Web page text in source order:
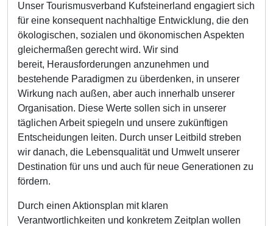
Unser Tourismusverband Kufsteinerland engagiert sich
für eine konsequent nachhaltige Entwicklung, die den
ökologischen, sozialen und ökonomischen Aspekten
gleichermaßen gerecht wird. Wir sind
bereit, Herausforderungen anzunehmen und
bestehende Paradigmen zu überdenken, in unserer
Wirkung nach außen, aber auch innerhalb unserer
Organisation. Diese Werte sollen sich in unserer
täglichen Arbeit spiegeln und unsere zukünftigen
Entscheidungen leiten. Durch unser Leitbild streben
wir danach, die Lebensqualität und Umwelt unserer
Destination für uns und auch für neue Generationen zu
fördern.
Durch einen Aktionsplan mit klaren
Verantwortlichkeiten und konkretem Zeitplan wollen